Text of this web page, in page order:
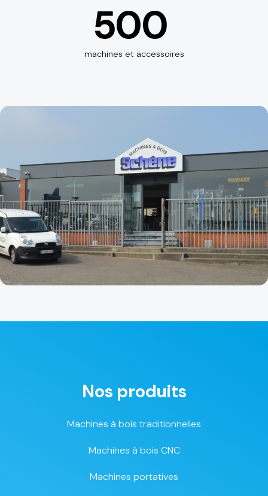
500
machines et accessoires
Nos produits
Machines à bois traditionnelles
Machines à bois CNC
Machines portatives